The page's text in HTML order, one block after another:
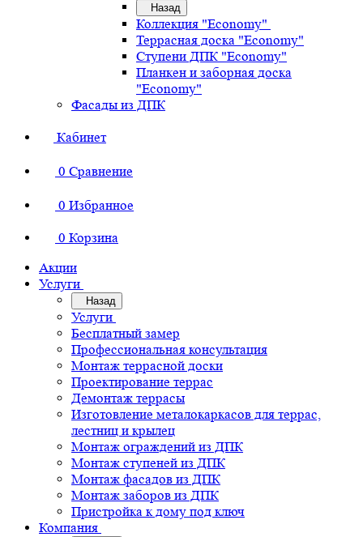
Назад
Коллекция "Economy"
Террасная доска "Economy"
Ступени ДПК "Economy"
Планкен и заборная доска
"Economy"
Фасады из ДПК
Кабинет
0 Сравнение
0 Избранное
0 Корзина
Акции
Услуги
Назад
Услуги
Бесплатный замер
Профессиональная консультация
Монтаж террасной доски
Проектирование террас
Демонтаж террасы
Изготовление металокаркасов для террас,
лестниц и крылец
Монтаж ограждений из ДПК
Монтаж ступеней из ДПК
Монтаж фасадов из ДПК
Монтаж заборов из ДПК
Пристройка к дому под ключ
Компания